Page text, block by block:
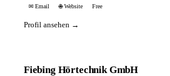
✉ Email 🌐 Website Free
Profil ansehen →
Fiebing Hörtechnik GmbH